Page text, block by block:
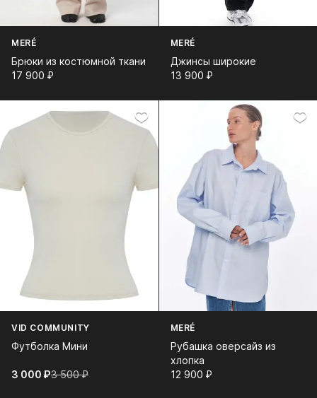
MERÉ
Брюки из костюмной ткани
17 900⁠ ⁠₽
MERÉ
Джинсы широкие
13 900⁠ ⁠₽
VID COMMUNITY
Футболка Мини
3 000⁠ ⁠₽3 500⁠ ⁠₽
MERÉ
Рубашка оверсайз из
хлопка
12 900⁠ ⁠₽